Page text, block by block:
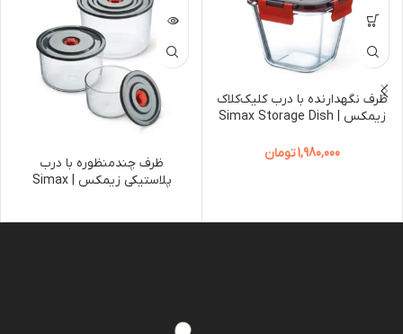
ظرف نگهدارنده با درب کلیک‌کلاک
زیمکس | Simax Storage Dish
1,980,000تومان
ظرف چندمنظوره با درب
پلاستیکی زیمکس | Simax